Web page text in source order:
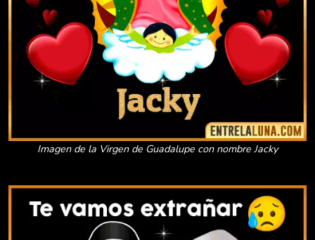
Imagen de la Virgen de Guadalupe con nombre Jacky